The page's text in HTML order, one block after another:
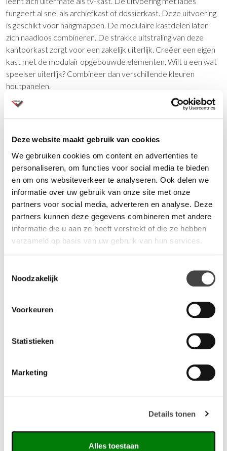
Deze website maakt gebruik van cookies
We gebruiken cookies om content en advertenties te
personaliseren, om functies voor social media te bieden
en om ons websiteverkeer te analyseren. Ook delen we
informatie over uw gebruik van onze site met onze
partners voor social media, adverteren en analyse. Deze
partners kunnen deze gegevens combineren met andere
informatie die u aan ze heeft verstrekt of die ze hebben
verzameld op basis van uw gebruik van hun services.
Noodzakelijk
Voorkeuren
Statistieken
Marketing
Details tonen
Alles toestaan
fungeert al snel als archiefkast of dossierkast. Deze uitvoering
is geschikt voor hangmappen. De modulaire kastdelen laten
zich naadloos combineren. De strakke uitstraling van deze
kantoorkast zorgt voor een zakelijk uiterlijk. Creëer een eigen
kast met de modulair opgebouwde elementen. Wilt u een wat
speelser uiterlijk? Combineer dan verschillende kleuren
houtpanelen.
Sokkel of plint
frame. Het Q-store kastenprogramma biedt door de gekozen
opbouw van het programma heel veel mogelijkheden. De
middelhoge kasten kunnen met plantenbak worden geleverd.
Hierdoor wordt de kast een soort roomdevider.
Vragen?
Wij staan u graag te woord via de telefoon.